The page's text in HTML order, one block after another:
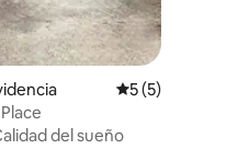
Calificación
5 (5)
del sueño